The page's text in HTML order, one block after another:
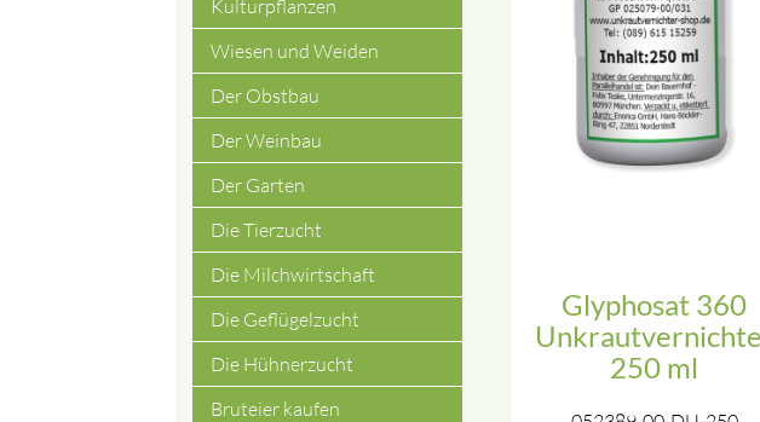
Glyphosat 360
250 ml
Kulturpflanzen
Wiesen und Weiden
Der Obstbau
Der Weinbau
Der Garten
Die Tierzucht
Die Milchwirtschaft
Die Geflügelzucht
Die Hühnerzucht
Bruteier kaufen